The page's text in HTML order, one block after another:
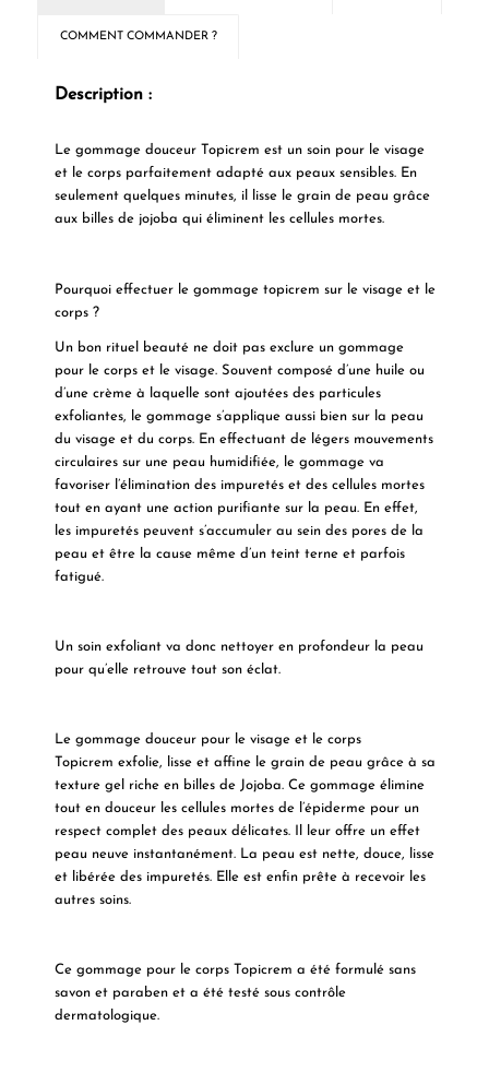
COMMENT COMMANDER ?
Description :
Le gommage douceur Topicrem est un soin pour le visage
et le corps parfaitement adapté aux peaux sensibles. En
seulement quelques minutes, il lisse le grain de peau grâce
aux billes de jojoba qui éliminent les cellules mortes.
Pourquoi effectuer le gommage topicrem sur le visage et le
corps ?
Un bon rituel beauté ne doit pas exclure un gommage
pour le corps et le visage. Souvent composé d’une huile ou
d’une crème à laquelle sont ajoutées des particules
exfoliantes, le gommage s’applique aussi bien sur la peau
du visage et du corps. En effectuant de légers mouvements
circulaires sur une peau humidifiée, le gommage va
favoriser l’élimination des impuretés et des cellules mortes
tout en ayant une action purifiantesur la peau. En effet,
les impuretés peuvent s’accumuler au sein des pores de la
peau et être la cause même d’un teint terne et parfois
fatigué.
Un soin exfoliantva donc nettoyer en profondeur la peau
pour qu’elle retrouve tout son éclat.
Le gommage douceur pour le visage et le corps
Topicrem exfolie, lisse et affine le grain de peau grâce à sa
texture gel riche en billes de Jojoba. Ce gommage élimine
tout en douceur les cellules mortes de l’épiderme pour un
respect complet des peaux délicates. Il leur offre un effet
peau neuveinstantanément. La peau est nette, douce, lisse
et libérée des impuretés. Elle est enfin prête à recevoir les
autres soins.
Ce gommage pour le corps Topicrem a été formulé sans
savon et paraben et a été testé sous contrôle
dermatologique.